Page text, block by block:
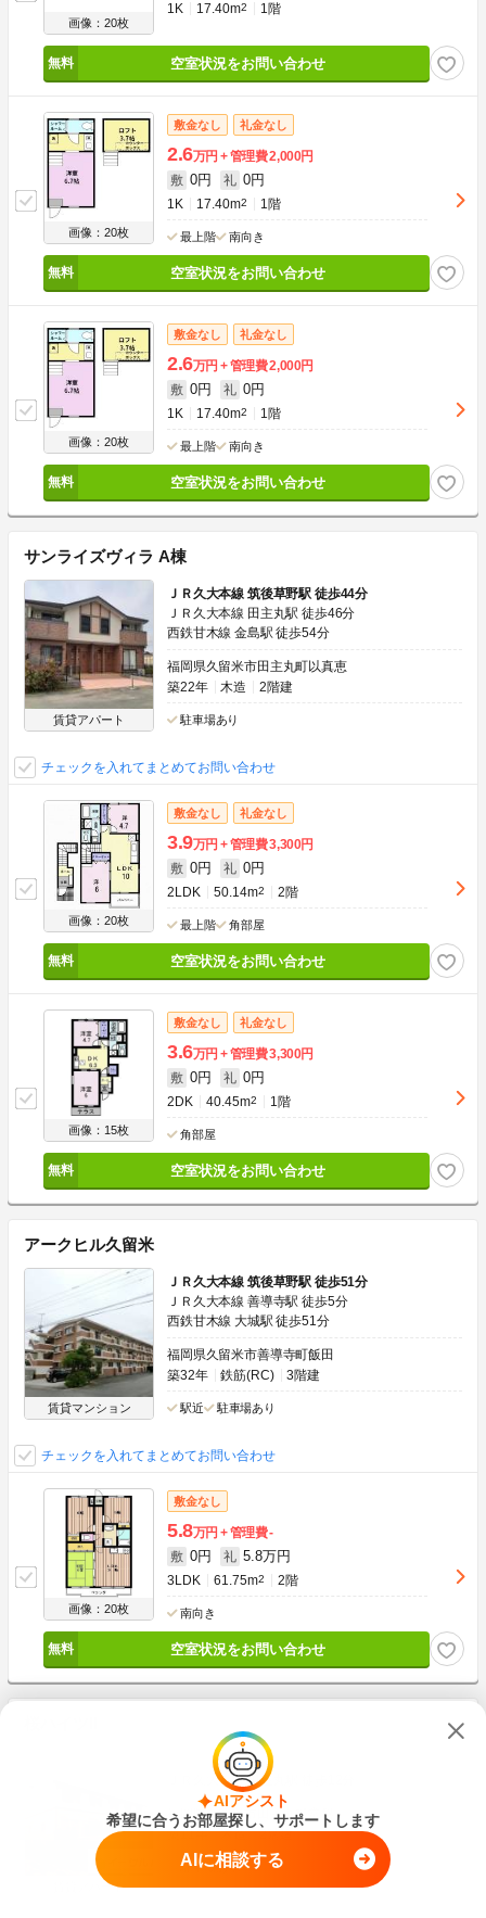
画像：20枚
1K 17.40m2 1階
空室状況をお問い合わせ
画像：20枚
敷金なし 礼金なし
2.6万円 管理費2,000円
敷 0円 礼 0円
1K 17.40m2 1階
最上階 南向き
空室状況をお問い合わせ
画像：20枚
敷金なし 礼金なし
2.6万円 管理費2,000円
敷 0円 礼 0円
1K 17.40m2 1階
最上階 南向き
空室状況をお問い合わせ
サンライズヴィラ A棟
賃貸アパート
ＪＲ久大本線 筑後草野駅 徒歩44分
ＪＲ久大本線 田主丸駅 徒歩46分
西鉄甘木線 金島駅 徒歩54分
福岡県久留米市田主丸町以真恵
築22年
木造 2階建
駐車場あり
チェックを入れてまとめてお問い合わせ
画像：20枚
敷金なし 礼金なし
3.9万円 管理費3,300円
敷 0円 礼 0円
2LDK 50.14m2 2階
最上階 角部屋
空室状況をお問い合わせ
画像：15枚
敷金なし 礼金なし
3.6万円 管理費3,300円
敷 0円 礼 0円
2DK 40.45m2 1階
角部屋
空室状況をお問い合わせ
アークヒル久留米
賃貸マンション
ＪＲ久大本線 筑後草野駅 徒歩51分
ＪＲ久大本線 善導寺駅 徒歩5分
西鉄甘木線 大城駅 徒歩51分
福岡県久留米市善導寺町飯田
築32年
鉄筋(RC) 3階建
駅近 駐車場あり
チェックを入れてまとめてお問い合わせ
画像：20枚
敷金なし
5.8万円 管理費-
敷 0円 礼 5.8万円
3LDK 61.75m2 2階
南向き
空室状況をお問い合わせ
賃貸アパート
ＪＲ久大本線 田主丸駅 徒歩12分
福岡県久留米市田主丸町常盤
築11年
木造 2階建
駐車場あり
AIアシスト
希望に合うお部屋探し、サポートします
AIに相談する